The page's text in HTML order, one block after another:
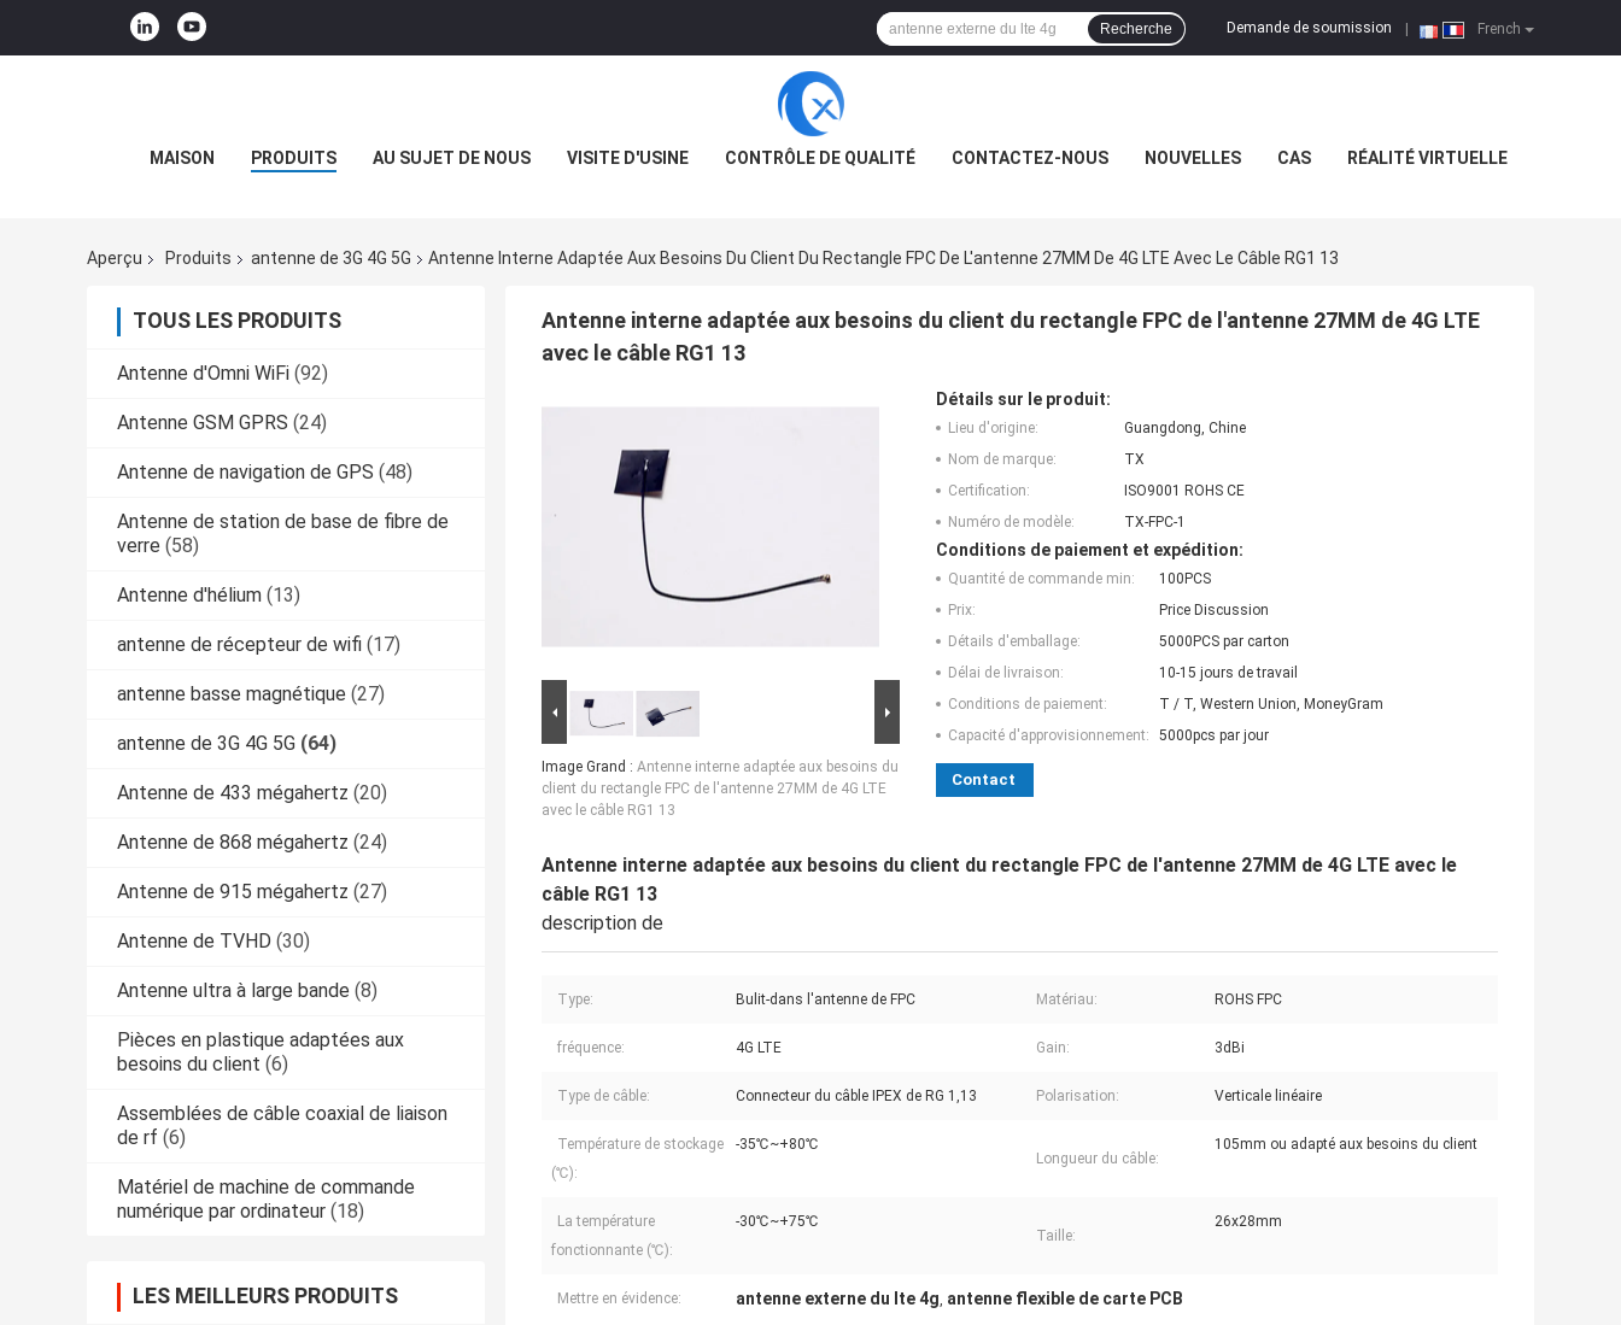
French
Demande de soumission
Recherche
MAISON PRODUITS AU SUJET DE NOUS VISITE D'USINE CONTRÔLE DE QUALITÉ CONTACTEZ-NOUS NOUVELLES CAS RÉALITÉ VIRTUELLE
Aperçu Produits antenne de 3G 4G 5G Antenne Interne Adaptée Aux Besoins Du Client Du Rectangle FPC De L'antenne 27MM De 4G LTE Avec Le Câble RG1 13
TOUS LES PRODUITS
Antenne d'Omni WiFi (92)
Antenne GSM GPRS (24)
Antenne de navigation de GPS (48)
Antenne de station de base de fibre de
verre (58)
Antenne d'hélium (13)
antenne de récepteur de wifi (17)
antenne basse magnétique (27)
antenne de 3G 4G 5G (64)
Antenne de 433 mégahertz (20)
Antenne de 868 mégahertz (24)
Antenne de 915 mégahertz (27)
Antenne de TVHD (30)
Antenne ultra à large bande (8)
Pièces en plastique adaptées aux
besoins du client (6)
Assemblées de câble coaxial de liaison
de rf (6)
Matériel de machine de commande
numérique par ordinateur (18)
LES MEILLEURS PRODUITS
Antenne interne adaptée aux besoins du client du rectangle FPC de l'antenne 27MM de 4G LTE
avec le câble RG1 13
Image Grand : Antenne interne adaptée aux besoins du
client du rectangle FPC de l'antenne 27MM de 4G LTE
avec le câble RG1 13
Détails sur le produit:
Lieu d'origine:
Guangdong, Chine
Nom de marque:
TX
Certification:
ISO9001 ROHS CE
Numéro de modèle:
TX-FPC-1
Conditions de paiement et expédition:
Quantité de commande min:
100PCS
Prix:
Price Discussion
Détails d'emballage:
5000PCS par carton
Délai de livraison:
10-15 jours de travail
Conditions de paiement:
T / T, Western Union, MoneyGram
Capacité d'approvisionnement:
5000pcs par jour
Contact
Antenne interne adaptée aux besoins du client du rectangle FPC de l'antenne 27MM de 4G LTE avec le
câble RG1 13
description de
Type: Bulit-dans l'antenne de FPC Matériau: ROHS FPC
fréquence: 4G LTE Gain: 3dBi
Type de câble: Connecteur du câble IPEX de RG 1,13 Polarisation: Verticale linéaire
Température de stockage
(℃):
-35℃~+80℃
Longueur du câble:
105mm ou adapté aux besoins du client
La température
fonctionnante (℃):
-30℃~+75℃
Taille:
26x28mm
Mettre en évidence: antenne externe du lte 4g, antenne flexible de carte PCB